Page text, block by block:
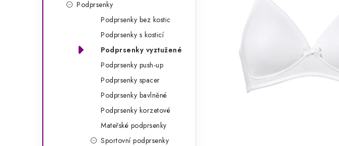
Podprsenky
Podprsenky bez kostic
Podprsenky s kosticí
Podprsenky vyztužené
Podprsenky push-up
Podprsenky spacer
Podprsenky bavlněné
Podprsenky korzetové
Mateřské podprsenky
Sportovní podprsenky